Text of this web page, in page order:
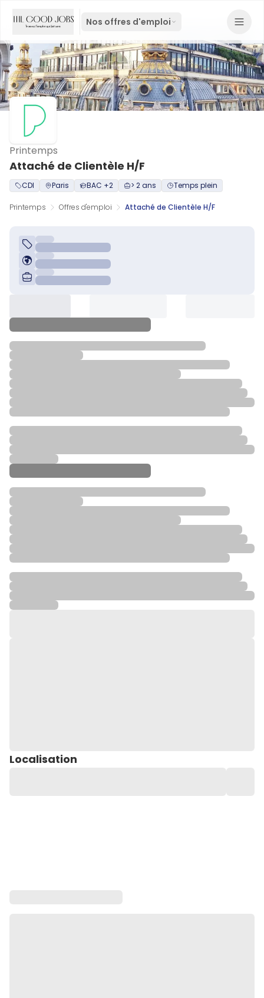
Nos offres d'emploi
Attaché de Clientèle H/F
Printemps
CDI Paris BAC +2 > 2 ans Temps plein
Printemps Offres d'emploi Attaché de Clientèle H/F
Localisation